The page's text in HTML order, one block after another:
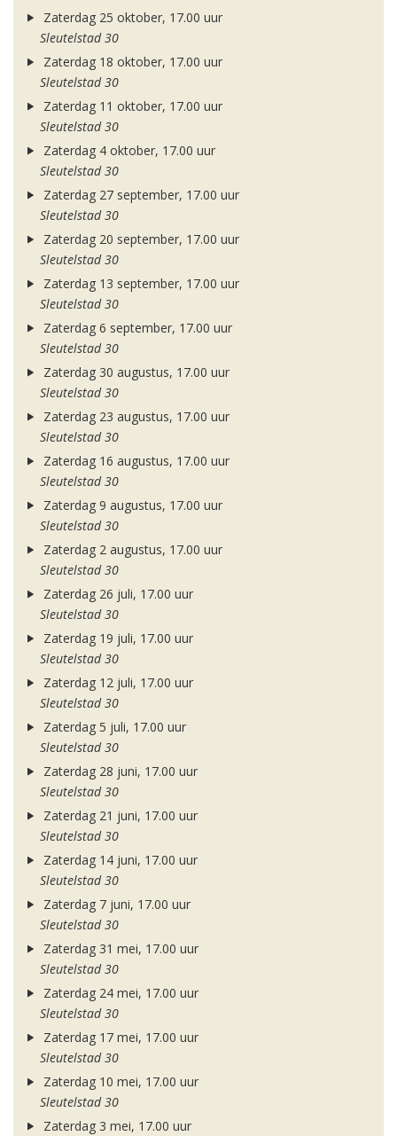
Zaterdag 25 oktober, 17.00 uur
Sleutelstad 30
Zaterdag 18 oktober, 17.00 uur
Sleutelstad 30
Zaterdag 11 oktober, 17.00 uur
Sleutelstad 30
Zaterdag 4 oktober, 17.00 uur
Sleutelstad 30
Zaterdag 27 september, 17.00 uur
Sleutelstad 30
Zaterdag 20 september, 17.00 uur
Sleutelstad 30
Zaterdag 13 september, 17.00 uur
Sleutelstad 30
Zaterdag 6 september, 17.00 uur
Sleutelstad 30
Zaterdag 30 augustus, 17.00 uur
Sleutelstad 30
Zaterdag 23 augustus, 17.00 uur
Sleutelstad 30
Zaterdag 16 augustus, 17.00 uur
Sleutelstad 30
Zaterdag 9 augustus, 17.00 uur
Sleutelstad 30
Zaterdag 2 augustus, 17.00 uur
Sleutelstad 30
Zaterdag 26 juli, 17.00 uur
Sleutelstad 30
Zaterdag 19 juli, 17.00 uur
Sleutelstad 30
Zaterdag 12 juli, 17.00 uur
Sleutelstad 30
Zaterdag 5 juli, 17.00 uur
Sleutelstad 30
Zaterdag 28 juni, 17.00 uur
Sleutelstad 30
Zaterdag 21 juni, 17.00 uur
Sleutelstad 30
Zaterdag 14 juni, 17.00 uur
Sleutelstad 30
Zaterdag 7 juni, 17.00 uur
Sleutelstad 30
Zaterdag 31 mei, 17.00 uur
Sleutelstad 30
Zaterdag 24 mei, 17.00 uur
Sleutelstad 30
Zaterdag 17 mei, 17.00 uur
Sleutelstad 30
Zaterdag 10 mei, 17.00 uur
Sleutelstad 30
Zaterdag 3 mei, 17.00 uur